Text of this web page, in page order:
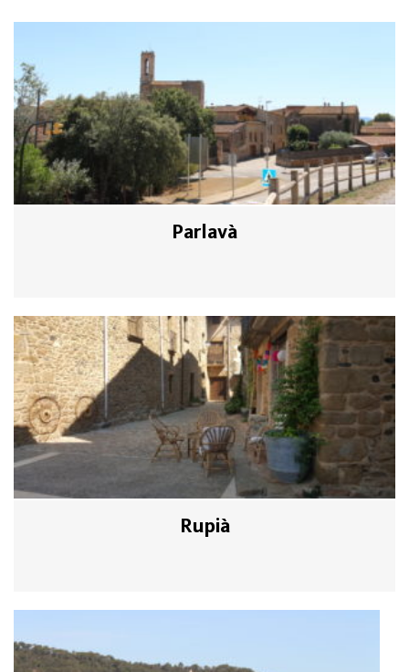
Parlavà
Rupià